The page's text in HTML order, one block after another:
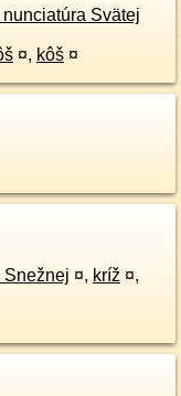
Svätej
¤, kôš ¤
Snežnej ¤, kríž ¤,